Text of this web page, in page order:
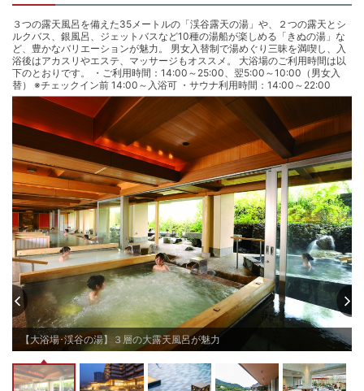
ーーーーーーーーーーーーーーーーーーーーーーーーー
●スパ・おぷーろ定休日のご案内●
※スパ定休日　2026年 6/1～6/5・6/29～6/30・10/5～10/9
2027年 1/12～1/14・2/1～2/5
※おぷーろ定休日　2026年6/1～6/5・6/29～6/30・11/9～3/19（冬季休業）
ーーーーーーーーーーーーーーーーーーーーーーーーー
《足湯『水盤テラス』》
きぬ川の渓谷を眺めながらゆったり足湯、手湯を楽しめる水盤テラス。
大切な方と一緒にのんびりとした時間をお過ごしください。
《夕食》
【 飲み放題付 ※セルフサービス(約20種のアルコールを含む)】
ライブキッチンから提供される出来立ての美味しいメニュー。
シェフが吟味した新鮮な魚介類、肉、野菜の数々を目の前で心を込めて料理
致します。
栃木の名産や地元川魚の塩焼き、キッズバイキングや種類豊富なデザートバ
イキングもございます。
《お部屋》
・和洋室 (6畳+ツイン)
チェックイン15:00〜18:00
チェックアウト 〜10:00
３つの露天風呂を備えた35メートルの「渓谷露天の湯」や、２つの露天とシ
ルクバス、銀風呂、ジェットバスなど10種の湯船が楽しめる「きぬの湯」な
ど、豊かなバリエーションが魅力。 男女入替制で湯めぐり三昧を満喫し、入
浴後はアカスリやエステ、マッサージもオススメ。 大浴場のご利用時間は以
下のとおりです。 ・ご利用時間：14:00～25:00、翌5:00～10:00（男女入
替） ※チェックイン前 14:00～入浴可 ・サウナ利用時間：14:00～22:00
【大浴場･渓谷の湯】３層の大露天風呂が魅力